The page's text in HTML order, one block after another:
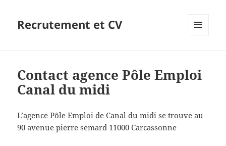
Recrutement et CV
Contact agence Pôle Emploi
Canal du midi
L’agence Pôle Emploi de Canal du midi se trouve au
90 avenue pierre semard 11000 Carcassonne